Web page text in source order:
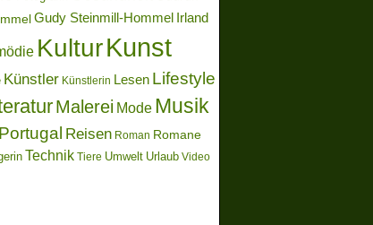
Gudy Steinmill-Hommel Irland
KulturKunst
Künstler Künstlerin Lesen Lifestyle
Malerei Mode Musik
Portugal Reisen Roman Romane
Technik Tiere Umwelt Urlaub Video